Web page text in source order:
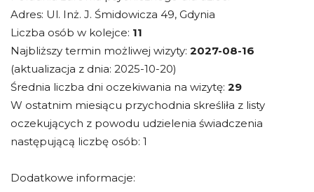
Adres: Ul. Inż. J. Śmidowicza 49, Gdynia
Liczba osób w kolejce: 11
Najbliższy termin możliwej wizyty: 2027-08-16
(aktualizacja z dnia: 2025-10-20)
Średnia liczba dni oczekiwania na wizytę: 29
W ostatnim miesiącu przychodnia skreśliła z listy
oczekujących z powodu udzielenia świadczenia
następującą liczbę osób: 1
Dodatkowe informacje: